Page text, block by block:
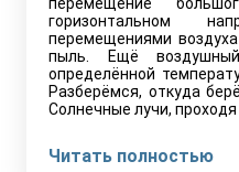
горизонтальном
перемещениями
пыль. Ещё воздушный
определённой
Разберёмся, откуда
Солнечные лучи, проходя
Читать полностью